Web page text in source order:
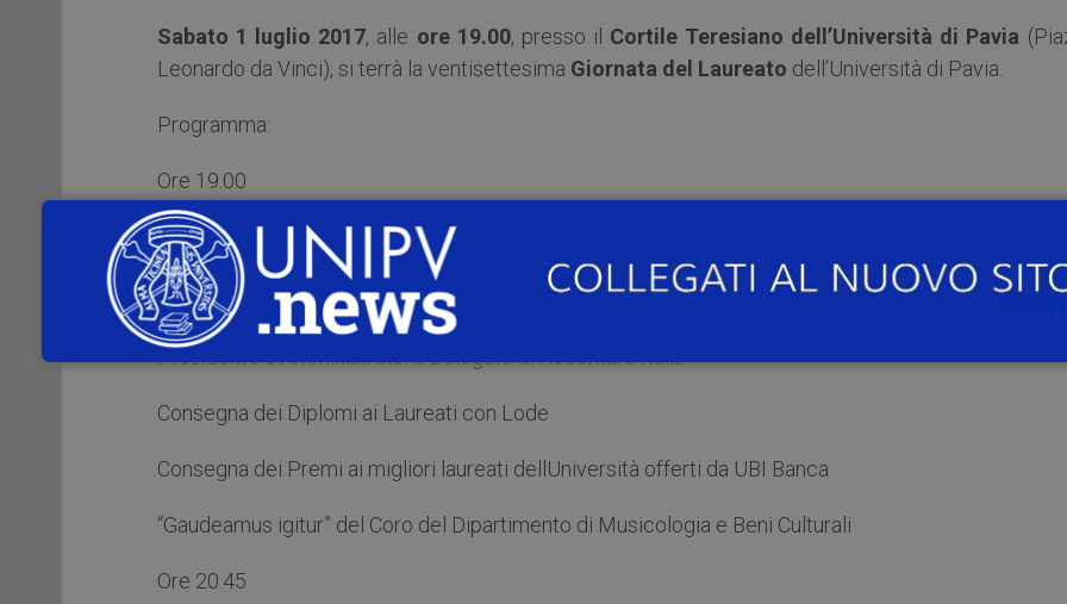
Sabato 1 luglio 2017, alle ore 19.00, presso il Cortile Teresiano dell’Università di Pavia
Leonardo da Vinci), si terrà la ventisettesima Giornata del Laureato dell’Università di Pavia.
Programma:
Ore 19.00
Benvenuto del Magnifico Rettore
Prof. Fabio Rugge
Prolusione del Dott. Fabio Benasso
Presidente e Amministratore Delegato di Accenture Italia
Consegna dei Diplomi ai Laureati con Lode
Consegna dei Premi ai migliori laureati dellUniversità offerti da UBI Banca
“Gaudeamus igitur” del Coro del Dipartimento di Musicologia e Beni Culturali
Ore 20.45